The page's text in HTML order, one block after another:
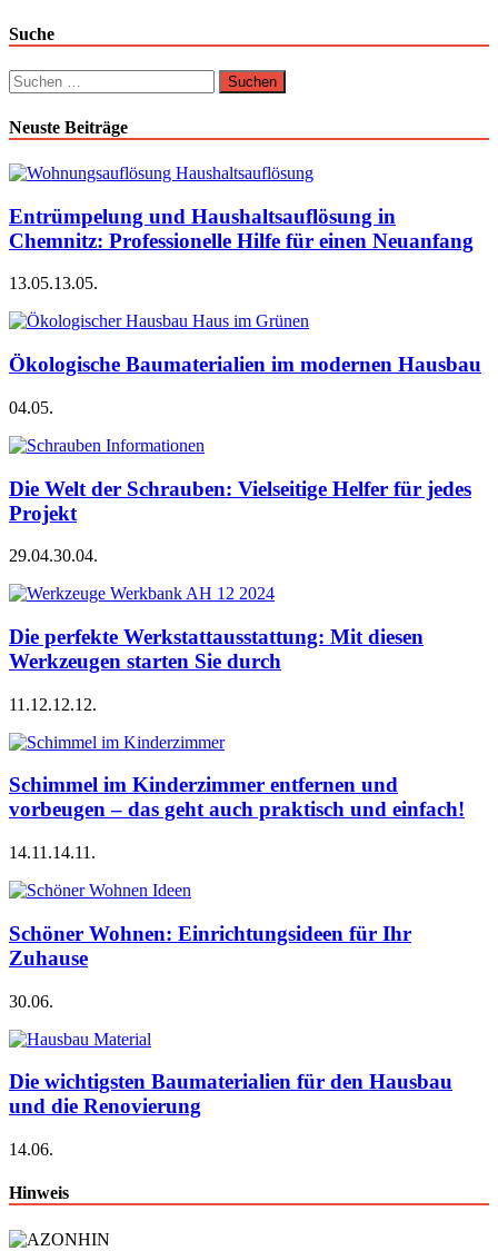
Suche
Suchen
nach:
Neuste Beiträge
Entrümpelung und Haushaltsauflösung in
Chemnitz: Professionelle Hilfe für einen Neuanfang
13.05.13.05.
Ökologische Baumaterialien im modernen Hausbau
04.05.
Die Welt der Schrauben: Vielseitige Helfer für jedes
Projekt
29.04.30.04.
Die perfekte Werkstattausstattung: Mit diesen
Werkzeugen starten Sie durch
11.12.12.12.
Schimmel im Kinderzimmer entfernen und
vorbeugen – das geht auch praktisch und einfach!
14.11.14.11.
Schöner Wohnen: Einrichtungsideen für Ihr
Zuhause
30.06.
Die wichtigsten Baumaterialien für den Hausbau
und die Renovierung
14.06.
Hinweis